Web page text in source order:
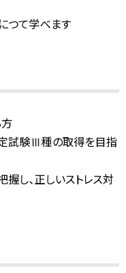
つて学べます
定試験Ⅲ種の取得を目指
握し、正しいストレス対